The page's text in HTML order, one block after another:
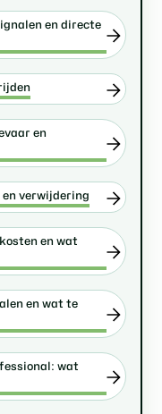
en directe
en
verwijdering
en wat
en wat te
wat